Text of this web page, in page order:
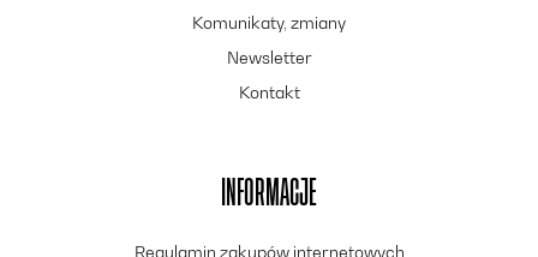
Komunikaty, zmiany
Newsletter
Kontakt
INFORMACJE
Regulamin zakupów internetowych